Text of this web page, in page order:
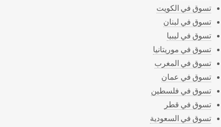
تسوق في الكويت
تسوق في لبنان
تسوق في ليبيا
تسوق في موريتانيا
تسوق في المغرب
تسوق في عمان
تسوق في فلسطين
تسوق في قطر
تسوق في السعودية